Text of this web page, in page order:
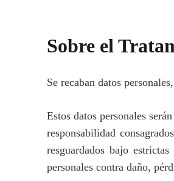
Sobre el
Se recaban datos
Estos datos personales
responsabilidad
resguardados bajo
personales contra daño,